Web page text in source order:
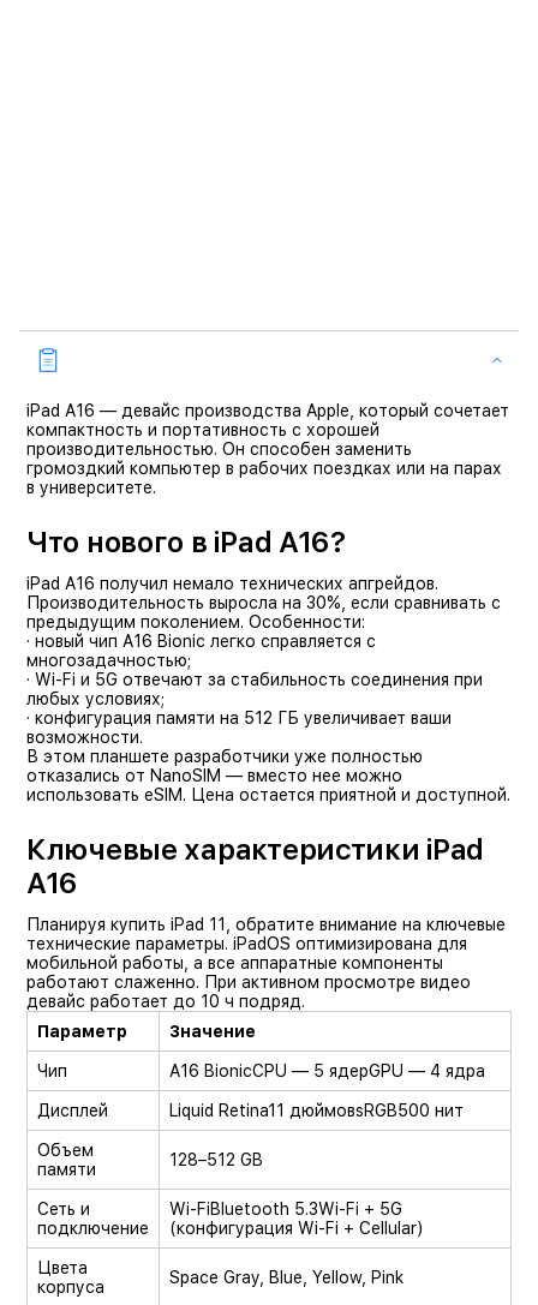
iPad A16 — девайс производства Apple, который сочетает
компактность и портативность с хорошей
производительностью. Он способен заменить
громоздкий компьютер в рабочих поездках или на парах
в университете.
Что нового в iPad A16?
iPad A16 получил немало технических апгрейдов.
Производительность выросла на 30%, если сравнивать с
предыдущим поколением. Особенности:
· новый чип A16 Bionic легко справляется с
многозадачностью;
· Wi-Fi и 5G отвечают за стабильность соединения при
любых условиях;
· конфигурация памяти на 512 ГБ увеличивает ваши
возможности.
В этом планшете разработчики уже полностью
отказались от NanoSIM — вместо нее можно
использовать eSIM. Цена остается приятной и доступной.
Ключевые характеристики iPad
A16
Планируя купить iPad 11, обратите внимание на ключевые
технические параметры. iPadOS оптимизирована для
мобильной работы, а все аппаратные компоненты
работают слаженно. При активном просмотре видео
девайс работает до 10 ч подряд.
Параметр
Значение
Чип A16 BionicCPU — 5 ядерGPU — 4 ядра
Дисплей Liquid Retina11 дюймовsRGB500 нит
Объем
памяти
128–512 GB
Сеть и
подключение
Wi-FiBluetooth 5.3Wi-Fi + 5G
(конфигурация Wi-Fi + Cellular)
Цвета
корпуса
Space Gray, Blue, Yellow, Pink